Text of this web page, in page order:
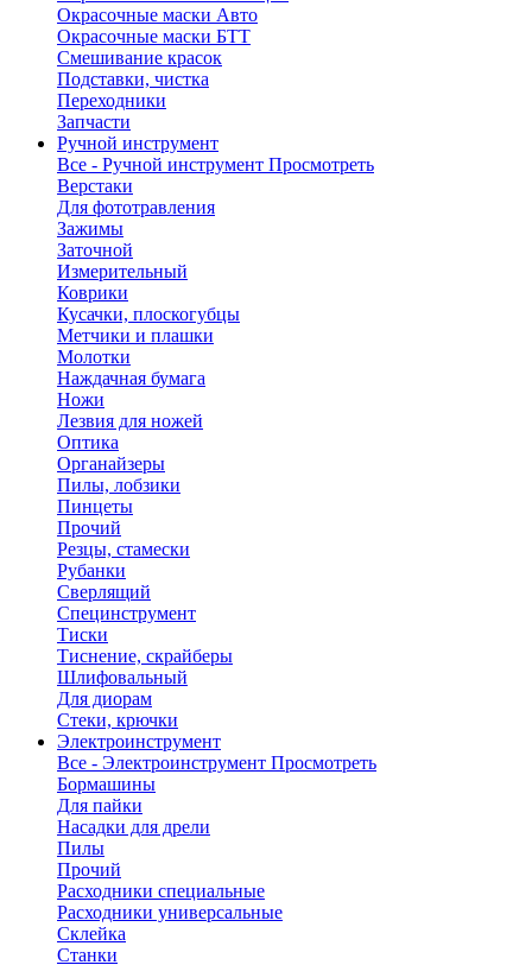
Окрасочные маски Авто
Окрасочные маски БТТ
Смешивание красок
Подставки, чистка
Переходники
Запчасти
Ручной инструмент
Все - Ручной инструмент Просмотреть
Верстаки
Для фототравления
Зажимы
Заточной
Измерительный
Коврики
Кусачки, плоскогубцы
Метчики и плашки
Молотки
Наждачная бумага
Ножи
Лезвия для ножей
Оптика
Органайзеры
Пилы, лобзики
Пинцеты
Прочий
Резцы, стамески
Рубанки
Сверлящий
Специнструмент
Тиски
Тиснение, скрайберы
Шлифовальный
Для диорам
Стеки, крючки
Электроинструмент
Все - Электроинструмент Просмотреть
Бормашины
Для пайки
Насадки для дрели
Пилы
Прочий
Расходники специальные
Расходники универсальные
Склейка
Станки